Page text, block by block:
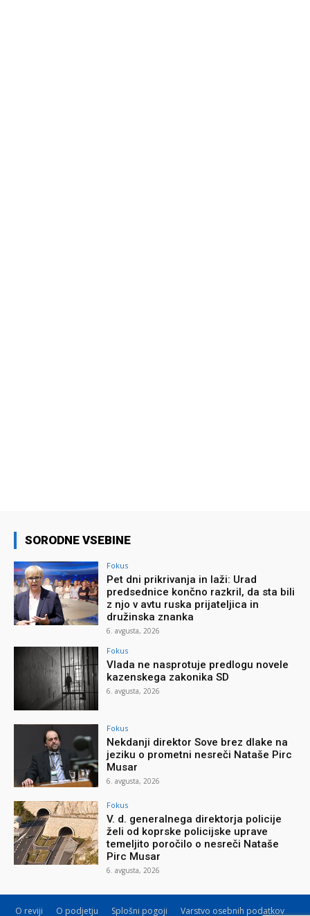
SORODNE VSEBINE
Fokus
Pet dni prikrivanja in laži: Urad
predsednice končno razkril, da sta bili
z njo v avtu ruska prijateljica in
družinska znanka
6. avgusta, 2026
Fokus
Vlada ne nasprotuje predlogu novele
kazenskega zakonika SD
6. avgusta, 2026
Fokus
Nekdanji direktor Sove brez dlake na
jeziku o prometni nesreči Nataše Pirc
Musar
6. avgusta, 2026
Fokus
V. d. generalnega direktorja policije
želi od koprske policijske uprave
temeljito poročilo o nesreči Nataše
Pirc Musar
6. avgusta, 2026
O reviji O podjetju Splošni pogoji Varstvo osebnih podatkov